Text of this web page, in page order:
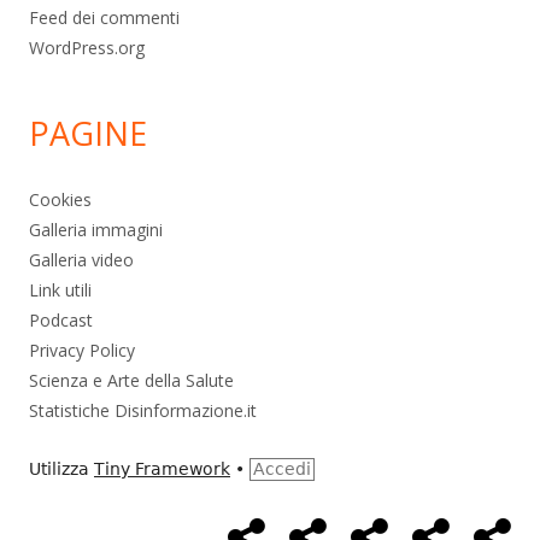
Feed dei commenti
WordPress.org
PAGINE
Cookies
Galleria immagini
Galleria video
Link utili
Podcast
Privacy Policy
Scienza e Arte della Salute
Statistiche Disinformazione.it
Utilizza Tiny Framework • Accedi
MenùHome
Alimentazione
AmbienteBambini